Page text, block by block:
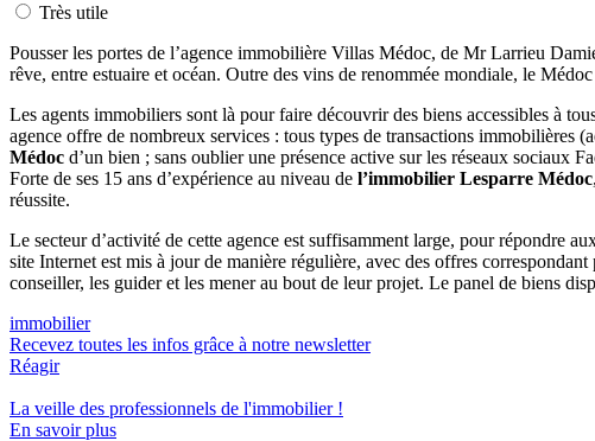
Très utile
Pousser les portes de l’agence immobilière Villas Médoc, de Mr Larrieu
rêve, entre estuaire et océan. Outre des vins de renommée mondiale, le
Les agents immobiliers sont là pour faire découvrir des biens accessibles à
agence offre de nombreux services : tous types de transactions
Médoc d’un bien ; sans oublier une présence active sur les réseaux sociaux
Forte de ses 15 ans d’expérience au niveau de l’immobilier Lesparre Médoc
réussite.
Le secteur d’activité de cette agence est suffisamment large, pour répondre
site Internet est mis à jour de manière régulière, avec des offres
conseiller, les guider et les mener au bout de leur projet. Le panel de biens
immobilier
Recevez toutes les infos grâce à notre newsletter
Réagir
La veille des professionnels de l'immobilier!
En savoir plus